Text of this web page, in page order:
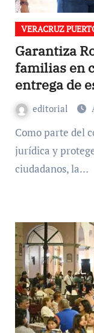
VERACRUZ
Garantiza
familias en
entrega de
editorial
Como parte del compromiso de brindar certeza
jurídica y
ciudadanos, la…